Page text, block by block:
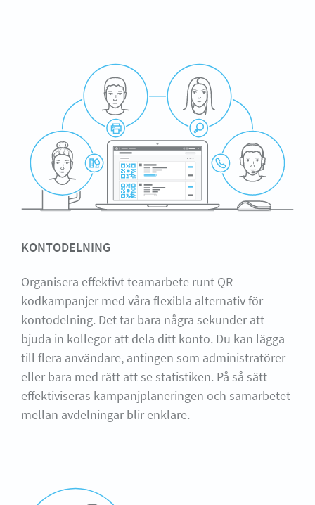
KONTODELNING
Organisera effektivt teamarbete runt QR-
kodkampanjer med våra flexibla alternativ för
kontodelning. Det tar bara några sekunder att
bjuda in kollegor att dela ditt konto. Du kan lägga
till flera användare, antingen som administratörer
eller bara med rätt att se statistiken. På så sätt
effektiviseras kampanjplaneringen och samarbetet
mellan avdelningar blir enklare.